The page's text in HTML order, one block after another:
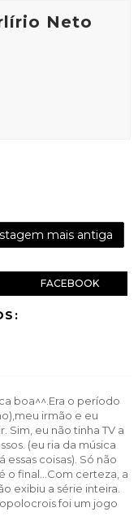
Neto
mais antiga
FACEBOOK
boa^^.Era o período
irmão e eu
Sim, eu não tinha TV a
(eu ria da música
essas coisas). Só não
o final…Com certeza, a
exibiu a série inteira.
foi um jogo